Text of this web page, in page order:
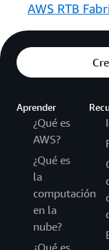
AWS RTB
Aprender
¿Qué es
AWS?
¿Qué es
la
computación
en la
nube?